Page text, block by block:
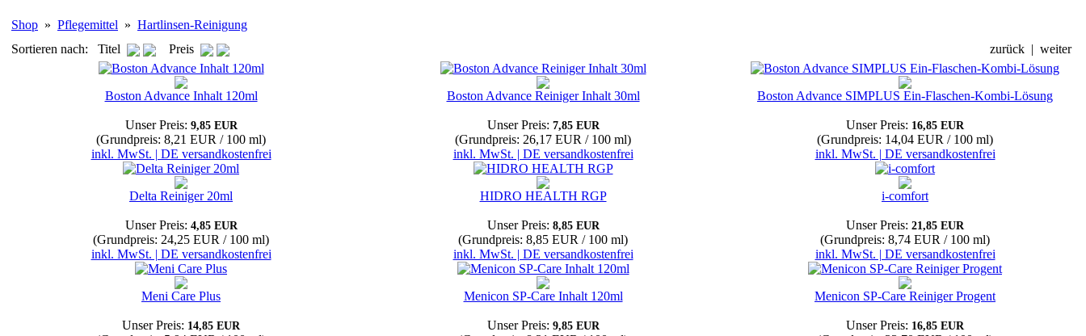
Shop » Pflegemittel » Hartlinsen-Reinigung
Sortieren nach: Titel
Preis zurück | weiter
Boston Advance Inhalt 120ml
Unser Preis: 9,85 EUR
(Grundpreis: 8,21 EUR / 100 ml)
inkl. MwSt. | DE versandkostenfrei
Boston Advance Reiniger Inhalt 30ml
Unser Preis: 7,85 EUR
(Grundpreis: 26,17 EUR / 100 ml)
inkl. MwSt. | DE versandkostenfrei
Boston Advance SIMPLUS Ein-Flaschen-Kombi-Lösung
Unser Preis: 16,85 EUR
(Grundpreis: 14,04 EUR / 100 ml)
inkl. MwSt. | DE versandkostenfrei
Delta Reiniger 20ml
Unser Preis: 4,85 EUR
(Grundpreis: 24,25 EUR / 100 ml)
inkl. MwSt. | DE versandkostenfrei
HIDRO HEALTH RGP
Unser Preis: 8,85 EUR
(Grundpreis: 8,85 EUR / 100 ml)
inkl. MwSt. | DE versandkostenfrei
i-comfort
Unser Preis: 21,85 EUR
(Grundpreis: 8,74 EUR / 100 ml)
inkl. MwSt. | DE versandkostenfrei
Meni Care Plus
Unser Preis: 14,85 EUR
Menicon SP-Care Inhalt 120ml
Unser Preis: 9,85 EUR
Menicon SP-Care Reiniger Progent
Unser Preis: 16,85 EUR